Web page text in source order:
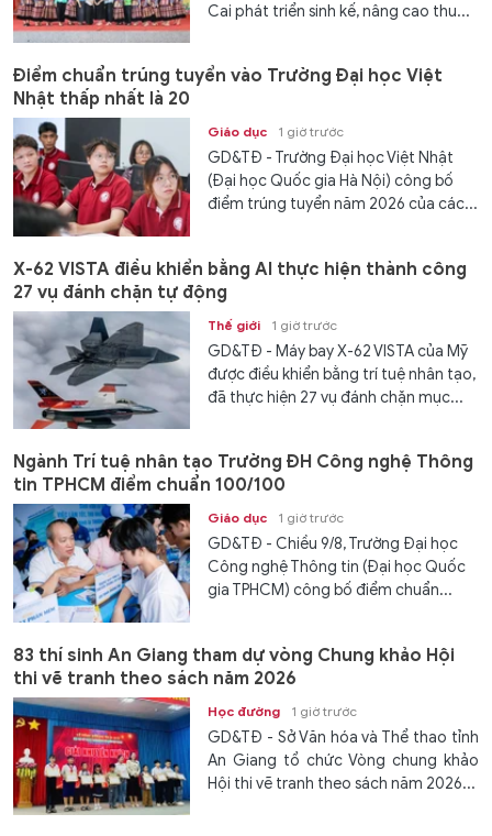
Cai phát triển sinh kế, nâng cao thu...
Điểm chuẩn trúng tuyển vào Trường Đại học Việt
Nhật thấp nhất là 20
Giáo dục 1 giờ trước
GD&TĐ - Trường Đại học Việt Nhật
(Đại học Quốc gia Hà Nội) công bố
điểm trúng tuyển năm 2026 của các...
X-62 VISTA điều khiển bằng AI thực hiện thành công
27 vụ đánh chặn tự động
Thế giới 1 giờ trước
GD&TĐ - Máy bay X-62 VISTA của Mỹ
được điều khiển bằng trí tuệ nhân tạo,
đã thực hiện 27 vụ đánh chặn mục...
Ngành Trí tuệ nhân tạo Trường ĐH Công nghệ Thông
tin TPHCM điểm chuẩn 100/100
Giáo dục 1 giờ trước
GD&TĐ - Chiều 9/8, Trường Đại học
Công nghệ Thông tin (Đại học Quốc
gia TPHCM) công bố điểm chuẩn...
83 thí sinh An Giang tham dự vòng Chung khảo Hội
thi vẽ tranh theo sách năm 2026
Học đường 1 giờ trước
GD&TĐ - Sở Văn hóa và Thể thao tỉnh
An Giang tổ chức Vòng chung khảo
Hội thi vẽ tranh theo sách năm 2026...